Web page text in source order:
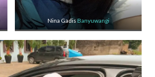
Nina Gadis Banyuwangi